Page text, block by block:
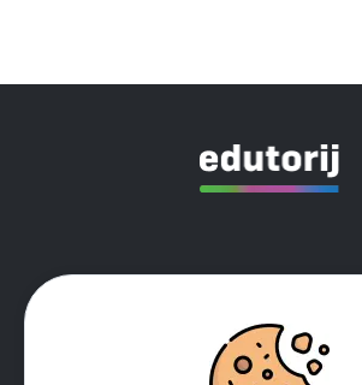
Izjava o pristupačnosti
Pravila privatnosti
Impressum